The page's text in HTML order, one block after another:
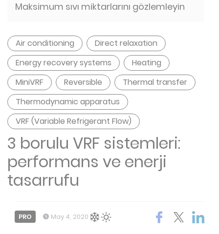
Maksimum sıvı miktarlarını gözlemleyin
Air conditioning
Direct relaxation
Energy recovery systems
Heating
MiniVRF
Reversible
Thermal transfer
Thermodynamic apparatus
VRF (Variable Refrigerant Flow)
3 borulu VRF sistemleri:
performans ve enerji
tasarrufu
PRO May 4, 2020